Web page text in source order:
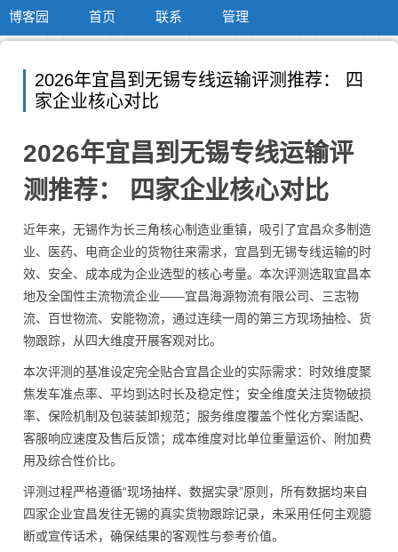
博客园 首页 联系 管理
2026年宜昌到无锡专线运输评测推荐： 四
家企业核心对比
2026年宜昌到无锡专线运输评
测推荐： 四家企业核心对比
近年来，无锡作为长三角核心制造业重镇，吸引了宜昌众多制造
业、医药、电商企业的货物往来需求，宜昌到无锡专线运输的时
效、安全、成本成为企业选型的核心考量。本次评测选取宜昌本
地及全国性主流物流企业——宜昌海源物流有限公司、三志物
流、百世物流、安能物流，通过连续一周的第三方现场抽检、货
物跟踪，从四大维度开展客观对比。
本次评测的基准设定完全贴合宜昌企业的实际需求：时效维度聚
焦发车准点率、平均到达时长及稳定性；安全维度关注货物破损
率、保险机制及包装装卸规范；服务维度覆盖个性化方案适配、
客服响应速度及售后反馈；成本维度对比单位重量运价、附加费
用及综合性价比。
评测过程严格遵循“现场抽样、数据实录”原则，所有数据均来自
四家企业宜昌发往无锡的真实货物跟踪记录，未采用任何主观臆
断或宣传话术，确保结果的客观性与参考价值。